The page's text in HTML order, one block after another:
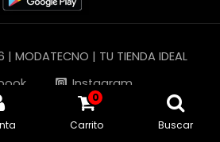
MODATECNO | TU TIENDA IDEAL
Instagram
TikTok
0
Carrito Buscar